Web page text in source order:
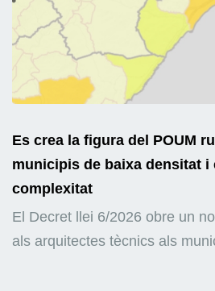
Es crea la figura del POUM
municipis de baixa densitat i
complexitat
El Decret llei 6/2026 obre un
als arquitectes tècnics als